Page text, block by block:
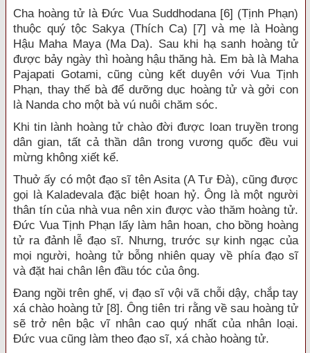
Cha hoàng tử là Đức Vua Suddhodana [6] (Tịnh Phạn)
thuộc quý tộc Sakya (Thích Ca) [7] và mẹ là Hoàng
Hậu Maha Maya (Ma Da). Sau khi hạ sanh hoàng tử
được bảy ngày thì hoàng hậu thăng hà. Em bà là Maha
Pajapati Gotami, cũng cùng kết duyên với Vua Tịnh
Phạn, thay thế bà để dưỡng dục hoàng tử và gởi con
là Nanda cho một bà vú nuôi chăm sóc.
Khi tin lành hoàng tử chào đời được loan truyền trong
dân gian, tất cả thần dân trong vương quốc đều vui
mừng không xiết kể.
Thuở ấy có một đạo sĩ tên Asita (A Tư Đà), cũng được
gọi là Kaladevala đặc biệt hoan hỷ. Ông là một người
thân tín của nhà vua nên xin được vào thăm hoàng tử.
Đức Vua Tịnh Phạn lấy làm hân hoan, cho bồng hoàng
tử ra đảnh lễ đạo sĩ. Nhưng, trước sự kinh ngạc của
mọi người, hoàng tử bỗng nhiên quay về phía đạo sĩ
và đặt hai chân lên đầu tóc của ông.
Đang ngồi trên ghế, vị đạo sĩ vội vã chỗi dậy, chắp tay
xá chào hoàng tử [8]. Ông tiên tri rằng về sau hoàng tử
sẽ trở nên bậc vĩ nhân cao quý nhất của nhân loại.
Đức vua cũng làm theo đạo sĩ, xá chào hoàng tử.